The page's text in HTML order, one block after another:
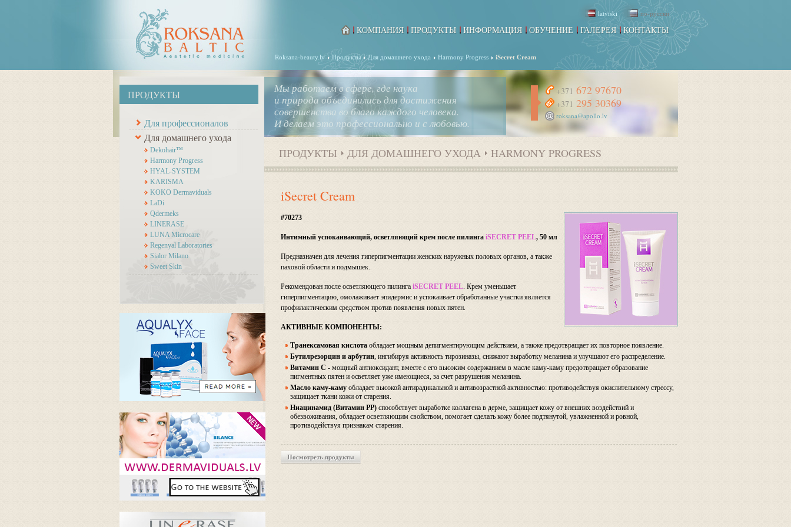
Мы работаем в сфере, где наука
и природа объединились для достижения
совершенства во благо каждого человека.
И делаем это профессионально и с любовью.
ПРОДУКТЫ
Для профессионалов
Для домашнего ухода
Dekohair™
Harmony Progress
HYAL-SYSTEM
KARISMA
KOKO Dermaviduals
LaDi
Qdermeks
LINERASE
LUNA Microcare
Regenyal Laboratories
Sialor Milano
Sweet Skin
+371 672 97670
+371 295 30369
roksana@apollo.lv
Roksana-beauty.lv Продукты Для домашнего ухода Harmony Progress iSecret Cream
latviski по-русски
КОМПАНИЯ ПРОДУКТЫ ИНФОРМАЦИЯ ОБУЧЕНИЕ ГАЛЕРЕЯ КОНТАКТЫ
ПРОДУКТЫ ДЛЯ ДОМАШНЕГО УХОДА HARMONY PROGRESS
iSecret Cream
#70273
Интимный успокаивающий, осветляющий крем после пилинга iSECRET PEEL, 50 мл
Предназначен для лечения гиперпигментации женских наружных половых органов, а также
паховой области и подмышек.
Рекомендован после осветляющего пилинга iSECRET PEEL. Крем уменьшает
гиперпигментацию, омолаживает эпидермис и успокаивает обработанные участки является
профилактическим средством против появления новых пятен.
АКТИВНЫЕ КОМПОНЕНТЫ:
Транексамовая кислота обладает мощным депигментирующим действием, а также предотвращает их повторное появление.
Бутилрезорцин и арбутин, ингибируя активность тирозиназы, снижают выработку меланина и улучшают его распределение.
Витамин С - мощный антиоксидант, вместе с его высоким содержанием в масле каму-каму предотвращает образование
пигментных пятен и осветляет уже имеющиеся, за счет разрушения меланина.
Масло каму-каму обладает высокой антирадикальной и антивозрастной активностью: противодействуя окислительному стрессу,
защищает ткани кожи от старения.
Ниацинамид (Витамин РР) способствует выработке коллагена в дерме, защищает кожу от внешних воздействий и
обезвоживания, обладает осветляющим свойством, помогает сделать кожу более подтянутой, увлажненной и ровной,
противодействуя признакам старения.
Посмотреть продукты